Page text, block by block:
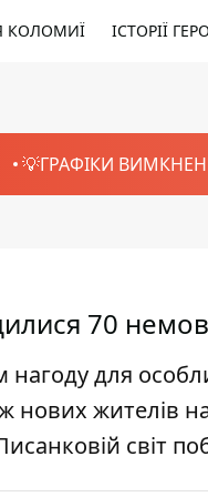
КОЛОМИЇ ІСТОРІЇ
💡ГРАФІКИ
70
нагоду для
ж нових
світ